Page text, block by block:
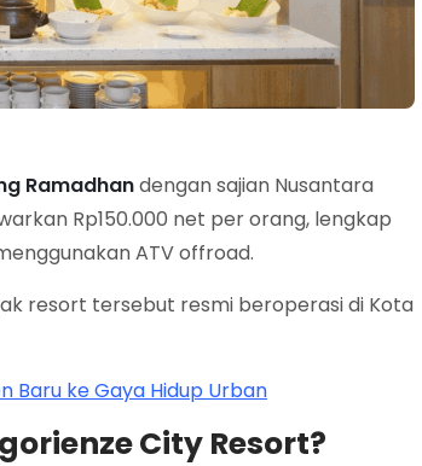
Ramadhandengan sajian Nusantara
Rp150.000 net per orang, lengkap
ATV offroad.
resort tersebut resmi beroperasi di Kota
Baru ke Gaya Hidup Urban
City Resort?